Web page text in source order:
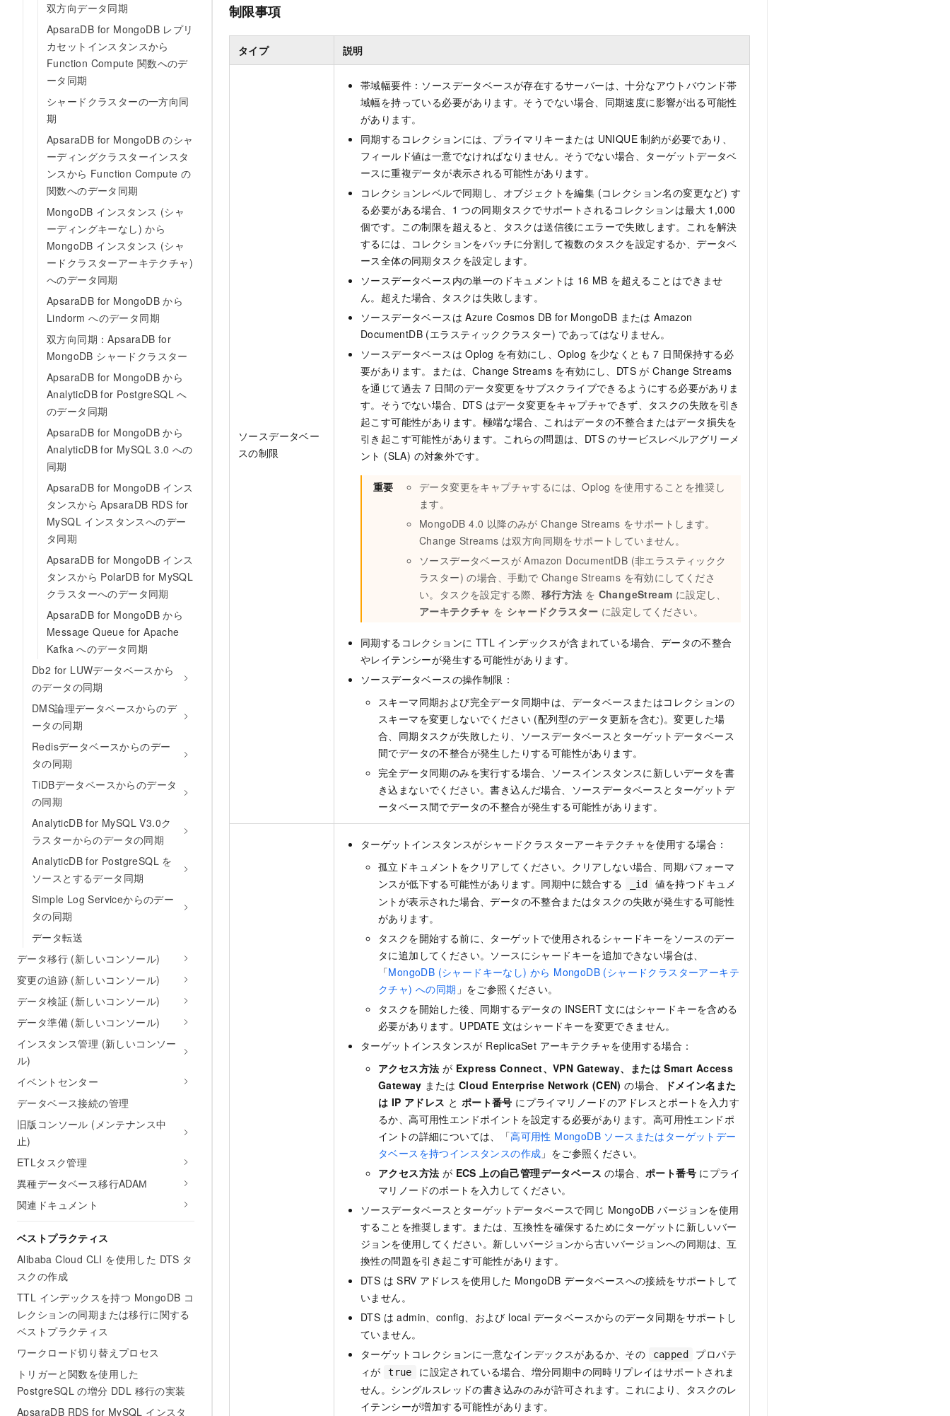
双方向データ同期
ApsaraDB for MongoDB レプリ
カセットインスタンスから
Function Compute 関数へのデ
ータ同期
シャードクラスターの一方向同
期
ApsaraDB for MongoDB のシャ
ーディングクラスターインスタ
ンスから Function Compute の
関数へのデータ同期
MongoDB インスタンス (シャ
ーディングキーなし) から
MongoDB インスタンス (シャ
ードクラスターアーキテクチャ)
へのデータ同期
ApsaraDB for MongoDB から
Lindorm へのデータ同期
双方向同期：ApsaraDB for
MongoDB シャードクラスター
ApsaraDB for MongoDB から
AnalyticDB for PostgreSQL へ
のデータ同期
ApsaraDB for MongoDB から
AnalyticDB for MySQL 3.0 への
同期
ApsaraDB for MongoDB インス
タンスから ApsaraDB RDS for
MySQL インスタンスへのデー
タ同期
ApsaraDB for MongoDB インス
タンスから PolarDB for MySQL
クラスターへのデータ同期
ApsaraDB for MongoDB から
Message Queue for Apache
Kafka へのデータ同期
Db2 for LUWデータベースから
のデータの同期
DMS論理データベースからのデ
ータの同期
Redisデータベースからのデー
タの同期
TiDBデータベースからのデータ
の同期
AnalyticDB for MySQL V3.0ク
ラスターからのデータの同期
AnalyticDB for PostgreSQL を
ソースとするデータ同期
Simple Log Serviceからのデー
タの同期
データ転送
データ移行 (新しいコンソール)
変更の追跡 (新しいコンソール)
データ検証 (新しいコンソール)
データ準備 (新しいコンソール)
インスタンス管理 (新しいコンソー
ル)
イベントセンター
データベース接続の管理
旧版コンソール (メンテナンス中
止)
ETLタスク管理
異種データベース移行ADAМ
関連ドキュメント
ベストプラクティス
Alibaba Cloud CLI を使用した DTS タ
スクの作成
TTL インデックスを持つ MongoDB コ
レクションの同期または移行に関する
ベストプラクティス
ワークロード切り替えプロセス
トリガーと関数を使用した
PostgreSQL の増分 DDL 移行の実装
ApsaraDB RDS for MySQL インスタ
制限事項
タイプ 説明
ソースデータベー
スの制限
帯域幅要件：ソースデータベースが存在するサーバーは、十分なアウトバウンド帯
域幅を持っている必要があります。そうでない場合、同期速度に影響が出る可能性
があります。
同期するコレクションには、プライマリキーまたは UNIQUE 制約が必要であり、
フィールド値は一意でなければなりません。そうでない場合、ターゲットデータベ
ースに重複データが表示される可能性があります。
コレクションレベルで同期し、オブジェクトを編集 (コレクション名の変更など) す
る必要がある場合、1 つの同期タスクでサポートされるコレクションは最大 1,000
個です。この制限を超えると、タスクは送信後にエラーで失敗します。これを解決
するには、コレクションをバッチに分割して複数のタスクを設定するか、データベ
ース全体の同期タスクを設定します。
ソースデータベース内の単一のドキュメントは 16 MB を超えることはできませ
ん。超えた場合、タスクは失敗します。
ソースデータベースは Azure Cosmos DB for MongoDB または Amazon
DocumentDB (エラスティッククラスター) であってはなりません。
ソースデータベースは Oplog を有効にし、Oplog を少なくとも 7 日間保持する必
要があります。または、Change Streams を有効にし、DTS が Change Streams
を通じて過去 7 日間のデータ変更をサブスクライブできるようにする必要がありま
す。そうでない場合、DTS はデータ変更をキャプチャできず、タスクの失敗を引き
起こす可能性があります。極端な場合、これはデータの不整合またはデータ損失を
引き起こす可能性があります。これらの問題は、DTS のサービスレベルアグリーメ
ント (SLA) の対象外です。
重要
データ変更をキャプチャするには、Oplog を使用することを推奨し
ます。
MongoDB 4.0 以降のみが Change Streams をサポートします。
Change Streams は双方向同期をサポートしていません。
ソースデータベースが Amazon DocumentDB (非エラスティックク
ラスター) の場合、手動で Change Streams を有効にしてくださ
い。タスクを設定する際、 移行方法 を ChangeStream に設定し、
アーキテクチャ を シャードクラスター に設定してください。
同期するコレクションに TTL インデックスが含まれている場合、データの不整合
やレイテンシーが発生する可能性があります。
ソースデータベースの操作制限：
スキーマ同期および完全データ同期中は、データベースまたはコレクションの
スキーマを変更しないでください (配列型のデータ更新を含む)。変更した場
合、同期タスクが失敗したり、ソースデータベースとターゲットデータベース
間でデータの不整合が発生したりする可能性があります。
完全データ同期のみを実行する場合、ソースインスタンスに新しいデータを書
き込まないでください。書き込んだ場合、ソースデータベースとターゲットデ
ータベース間でデータの不整合が発生する可能性があります。
ターゲットインスタンスがシャードクラスターアーキテクチャを使用する場合：
孤立ドキュメントをクリアしてください。クリアしない場合、同期パフォーマ
ンスが低下する可能性があります。同期中に競合する
_id
値を持つドキュメ
ントが表示された場合、データの不整合またはタスクの失敗が発生する可能性
があります。
タスクを開始する前に、ターゲットで使用されるシャードキーをソースのデー
タに追加してください。ソースにシャードキーを追加できない場合は、
「MongoDB (シャードキーなし) から MongoDB (シャードクラスターアーキテ
クチャ) への同期 」をご参照ください。
タスクを開始した後、同期するデータの INSERT 文にはシャードキーを含める
必要があります。UPDATE 文はシャードキーを変更できません。
ターゲットインスタンスが ReplicaSet アーキテクチャを使用する場合：
アクセス方法 が Express Connect、VPN Gateway、または Smart Access
Gateway または Cloud Enterprise Network (CEN) の場合、
ドメイン名また
は IP アドレス と ポート番号 にプライマリノードのアドレスとポートを入力す
るか、高可用性エンドポイントを設定する必要があります。高可用性エンドポ
イントの詳細については、「高可用性 MongoDB ソースまたはターゲットデー
タベースを持つインスタンスの作成 」をご参照ください。
アクセス方法 が ECS 上の自己管理データベース の場合、ポート番号 にプライ
マリノードのポートを入力してください。
ソースデータベースとターゲットデータベースで同じ MongoDB バージョンを使用
することを推奨します。または、互換性を確保するためにターゲットに新しいバー
ジョンを使用してください。新しいバージョンから古いバージョンへの同期は、互
換性の問題を引き起こす可能性があります。
DTS は SRV アドレスを使用した MongoDB データベースへの接続をサポートして
いません。
DTS は admin、config、および local データベースからのデータ同期をサポートし
ていません。
ターゲットコレクションに一意なインデックスがあるか、その
capped
プロパテ
ィが
true
に設定されている場合、増分同期中の同時リプレイはサポートされま
せん。シングルスレッドの書き込みのみが許可されます。これにより、タスクのレ
イテンシーが増加する可能性があります。